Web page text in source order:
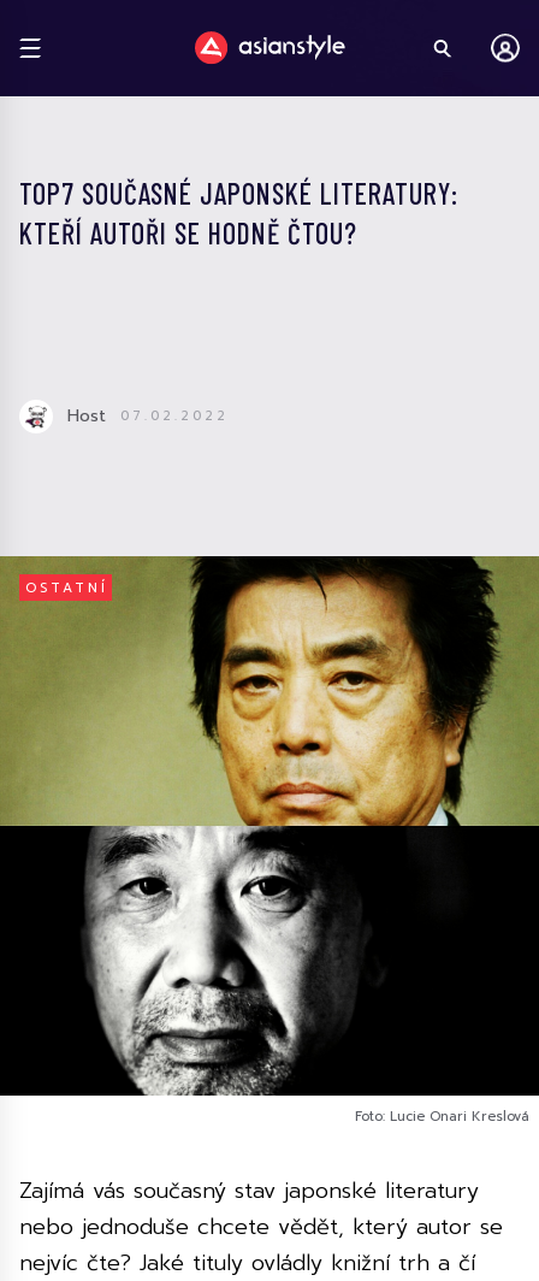
TOP7 SOUČASNÉ JAPONSKÉ LITERATURY:
KTEŘÍ AUTOŘI SE HODNĚ ČTOU?
Host 07.02.2022
OSTATNÍ
Foto: Lucie Onari Kreslová
Zajímá vás současný stav japonské literatury
nebo jednoduše chcete vědět, který autor se
nejvíc čte? Jaké tituly ovládly knižní trh a čí